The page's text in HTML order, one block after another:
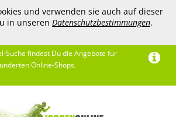
und verwenden sie auch auf dieser
in unseren Datenschutzbestimmungen.
Suche findest Du die Angebote für
Online-Shops.